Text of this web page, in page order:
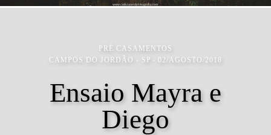
PRÉ CASAMENTOS
CAMPOS DO JORDÃO - SP
02/AGOSTO/2018
Ensaio Mayra e
Diego